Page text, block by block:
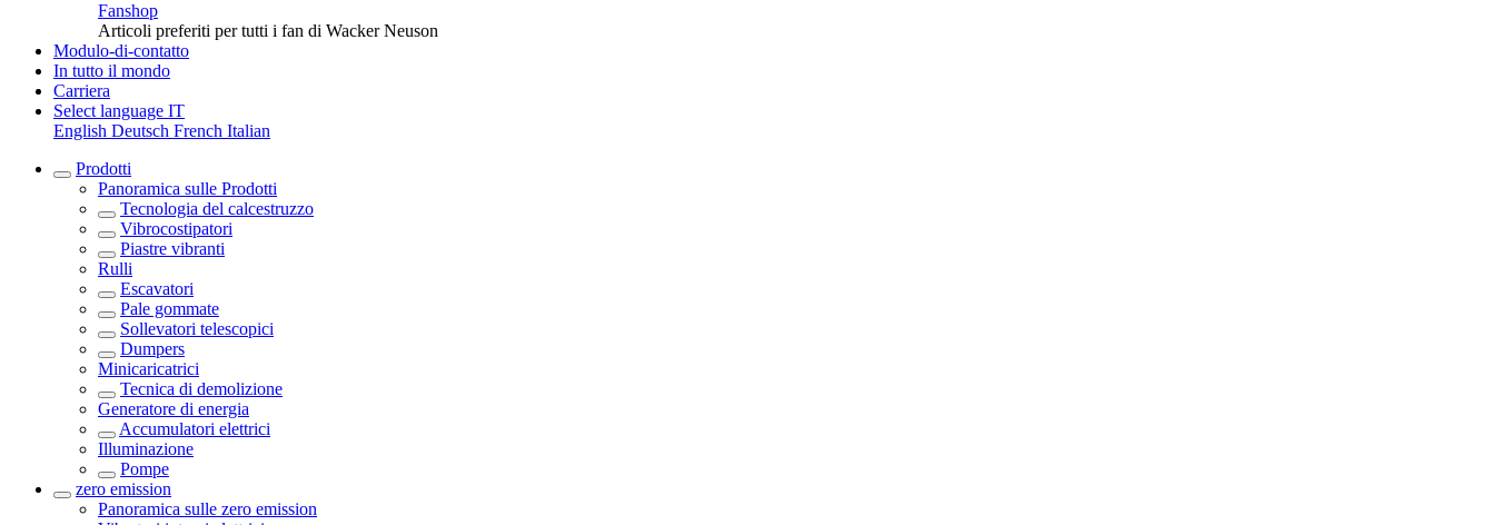
Fanshop
Articoli preferiti per tutti i fan di Wacker Neuson
Modulo-di-contatto
In tutto il mondo
Carriera
Select language IT
English Deutsch French Italian
Prodotti
Panoramica sulle Prodotti
Tecnologia del calcestruzzo
Vibrocostipatori
Piastre vibranti
Rulli
Escavatori
Pale gommate
Sollevatori telescopici
Dumpers
Minicaricatrici
Tecnica di demolizione
Generatore di energia
Accumulatori elettrici
Illuminazione
Pompe
zero emission
Panoramica sulle zero emission